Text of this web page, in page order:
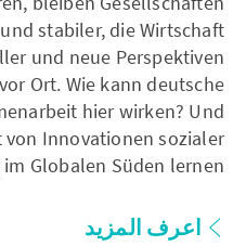
stabiler, die Wirtschaft
und neue Perspektiven
Ort. Wie kann deutsche
hier wirken? Und
Innovationen sozialer
Globalen Süden lernen?
اعرف المزيد